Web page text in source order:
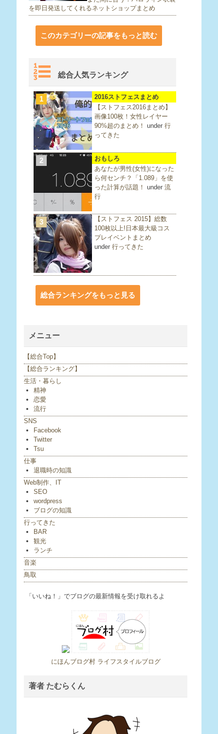
を即日発送してくれるネットショップまとめ
このカテゴリーの記事をもっと読む
総合人気ランキング
1
2016ストフェスまとめ
【ストフェス2016まとめ】
画像100枚！女性レイヤー
90%超のまとめ！ under 行
ってきた
2
おもしろ
あなたが男性(女性)になった
ら何センチ？「1.089」を使
った計算が話題！ under 流
行
3
【ストフェス 2015】総数
100枚以上!日本最大級コス
プレイベントまとめ
under 行ってきた
総合ランキングをもっと見る
メニュー
【総合Top】
【総合ランキング】
生活・暮らし
精神
恋愛
流行
SNS
Facebook
Twitter
Tsu
仕事
退職時の知識
Web制作、IT
SEO
wordpress
ブログの知識
行ってきた
BAR
観光
ランチ
音楽
鳥取
「いいね！」でブログの最新情報を受け取れるよ
にほんブログ村 ライフスタイルブログ
著者 たむらくん